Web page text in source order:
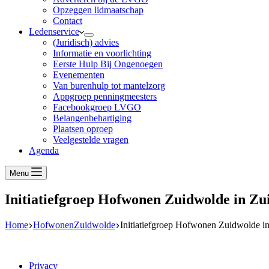
Opzeggen lidmaatschap
Contact
Ledenservice
(Juridisch) advies
Informatie en voorlichting
Eerste Hulp Bij Ongenoegen
Evenementen
Van burenhulp tot mantelzorg
Appgroep penningmeesters
Facebookgroep LVGO
Belangenbehartiging
Plaatsen oproep
Veelgestelde vragen
Agenda
Menu
Initiatiefgroep Hofwonen Zuidwolde in
Home HofwonenZuidwolde Initiatiefgroep Hofwonen Zuidwolde
Privacy